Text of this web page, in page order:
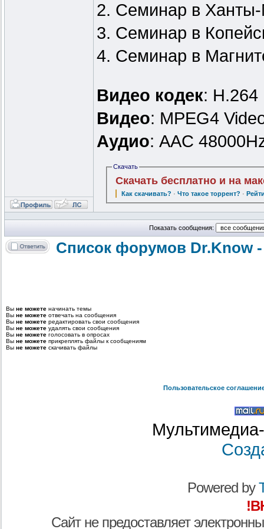
2. Семинар в Ханты-
3. Семинар в
4. Семинар в
Видео кодек: H.264
Видео: MPEG4
Аудио: AAC
Скачать
Скачать бесплатно и на
Как скачивать? ·Что такое торрент? ·
Показать сообщения:
Список форумов Dr.Know
Вы не можете начинать темы
Вы не можете отвечать на сообщения
Вы не можете редактировать свои сообщения
Вы не можете удалять свои сообщения
Вы не можете голосовать в опросах
Вы не можете прикреплять файлы к сообщениям
Вы не можете скачивать файлы
Пользовательское
Powered by
Сайт не предоставляет